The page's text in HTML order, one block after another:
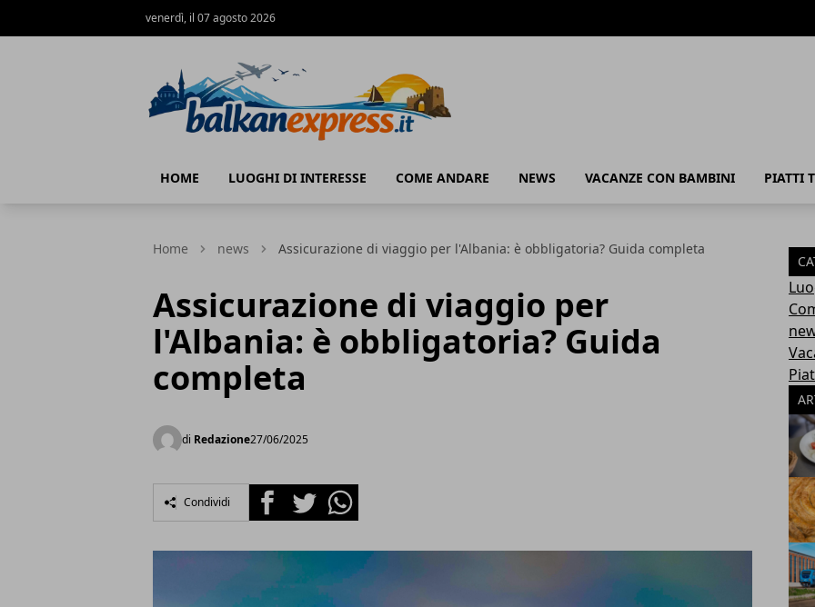
venerdì, il 07 agosto 2026
HOME LUOGHI DI INTERESSE COME ANDARE NEWS VACANZE CON BAMBINI PIATTI
Home news Assicurazione di viaggio per l'Albania: è obbligatoria? Guida completa
Assicurazione di viaggio per
l'Albania: è obbligatoria? Guida
completa
di Redazione27/06/2025
Condividi FacebookTwitterWhatsapp